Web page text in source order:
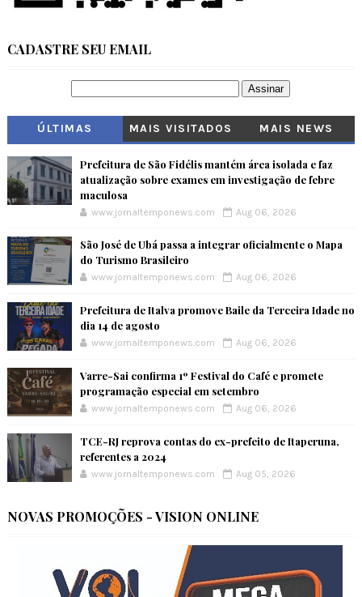
CADASTRE SEU EMAIL
ÚLTIMAS MAIS VISITADOS MAIS NEWS
Prefeitura de São Fidélis mantém área isolada e faz
atualização sobre exames em investigação de febre
maculosa
www.jornaltemponews.com Aug 06, 2026
São José de Ubá passa a integrar oficialmente o Mapa
do Turismo Brasileiro
www.jornaltemponews.com Aug 06, 2026
Prefeitura de Italva promove Baile da Terceira Idade no
dia 14 de agosto
www.jornaltemponews.com Aug 06, 2026
Varre-Sai confirma 1º Festival do Café e promete
programação especial em setembro
www.jornaltemponews.com Aug 06, 2026
TCE-RJ reprova contas do ex-prefeito de Itaperuna,
referentes a 2024
www.jornaltemponews.com Aug 05, 2026
NOVAS PROMOÇÕES - VISION ONLINE